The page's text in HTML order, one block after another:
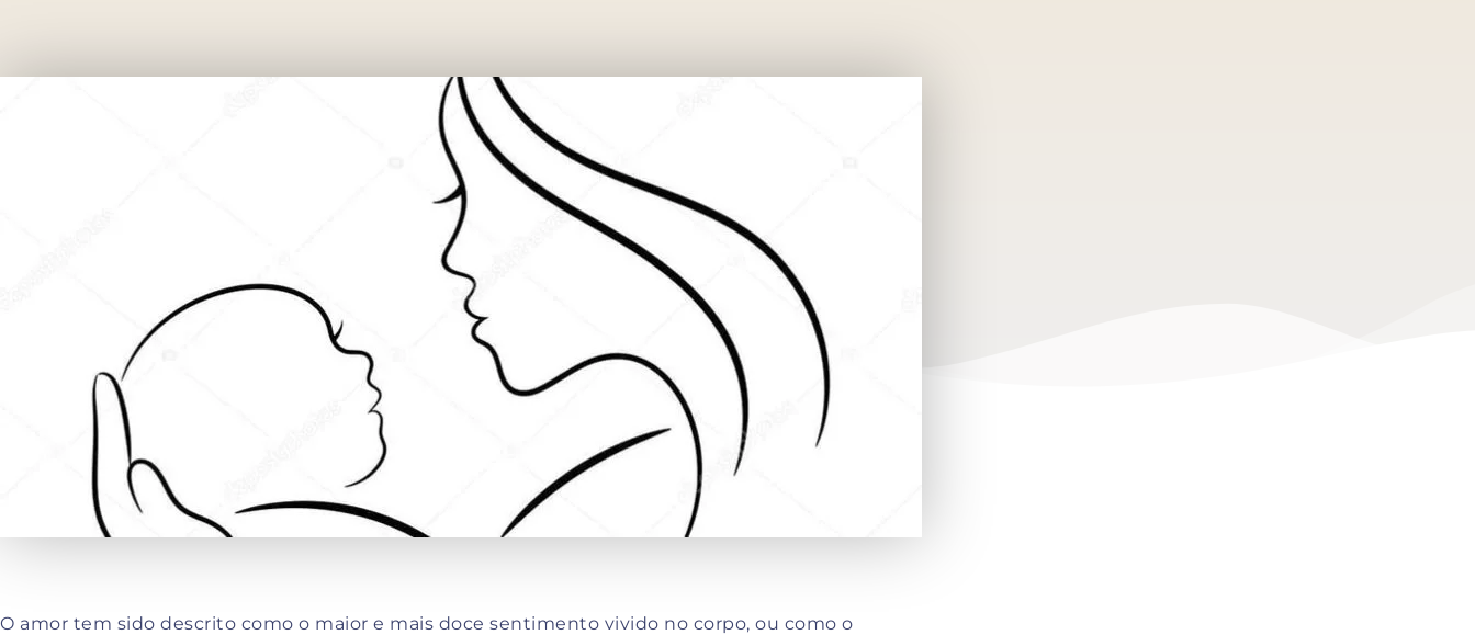
O amor tem sido descrito como o maior e mais doce sentimento vivido no corpo, ou como o